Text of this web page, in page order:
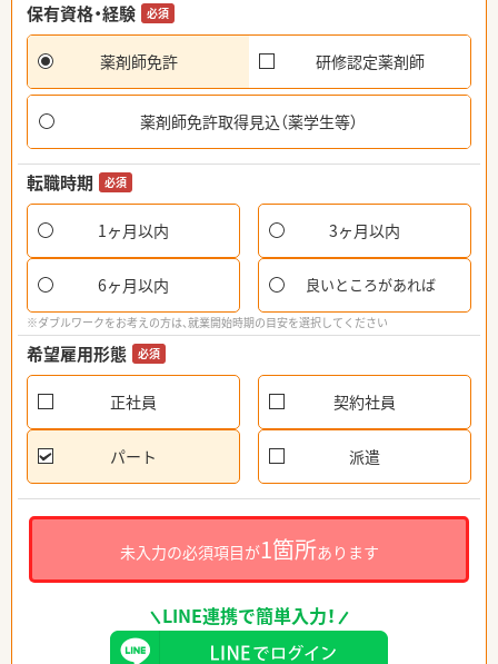
保有資格・経験
必須
薬剤師免許 研修認定薬剤師
薬剤師免許取得見込（薬学生等）
転職時期 必須
1ヶ月以内 3ヶ月以内
6ヶ月以内 良いところがあれば
※ダブルワークをお考えの方は、就業開始時期の目安を選択してください
希望雇用形態 必須
正社員 契約社員
パート 派遣
未入力の必須項目が1箇所あります
LINE連携で簡単入力！